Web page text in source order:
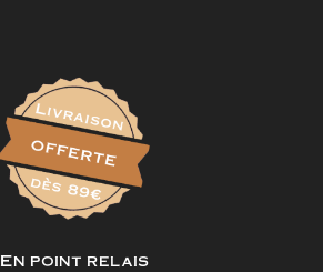
En point relais